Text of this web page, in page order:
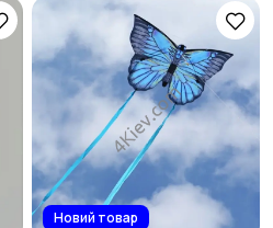
Новий товар